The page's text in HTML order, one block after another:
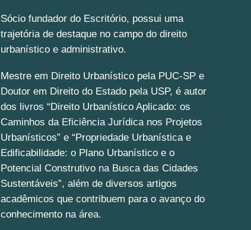
Sócio fundador do Escritório, possui uma
trajetória de destaque no campo do direito
urbanístico e administrativo.
Mestre em Direito Urbanístico pela PUC-SP e
Doutor em Direito do Estado pela USP, é autor
dos livros “Direito Urbanístico Aplicado: os
Caminhos da Eficiência Jurídica nos Projetos
Urbanísticos” e “Propriedade Urbanística e
Edificabilidade: o Plano Urbanístico e o
Potencial Construtivo na Busca das Cidades
Sustentáveis”, além de diversos artigos
acadêmicos que contribuem para o avanço do
conhecimento na área.